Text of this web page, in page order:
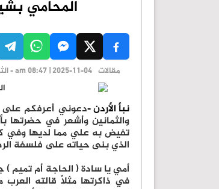
المحامي
مقالات am 08:47 | 2025-11-04 - الثلاثاء
نبأ الأردن -دعوني أعرفكم على
والثمانين وأشعر في
تفيض به علي مما لديها وفي
الذي بنى حياته على فلسفة
أمي يا سادة ( الحاجة أم تميم )
في ذاكرتها مثلاً قالته العرب